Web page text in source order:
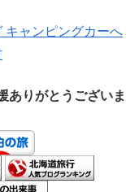
ありがとうございま